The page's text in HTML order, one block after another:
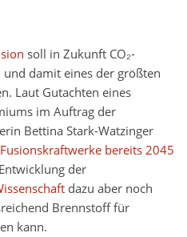
soll in Zukunft CO₂-
damit eines der größten
Laut Gutachten eines
im Auftrag der
Bettina Stark-Watzinger
bereits 2045
der
dazu aber noch
Brennstoff für
kann.